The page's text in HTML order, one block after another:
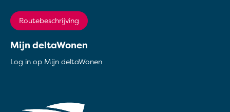
Routebeschrijving
Mijn deltaWonen
Log in op Mijn deltaWonen